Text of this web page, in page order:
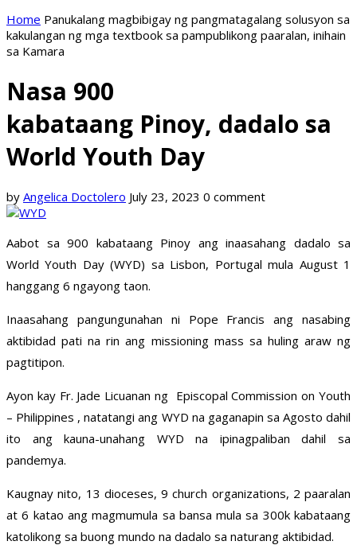
Home Panukalang magbibigay ng pangmatagalang solusyon sa
kakulangan ng mga textbook sa pampublikong paaralan, inihain
sa Kamara
Nasa 900
kabataang Pinoy, dadalo sa
World Youth Day
by Angelica Doctolero July 23, 2023 0 comment
Aabot sa 900 kabataang Pinoy ang inaasahang dadalo sa
World Youth Day (WYD) sa Lisbon, Portugal mula August 1
hanggang 6 ngayong taon.
Inaasahang pangungunahan ni Pope Francis ang nasabing
aktibidad pati na rin ang missioning mass sa huling araw ng
pagtitipon.
Ayon kay Fr. Jade Licuanan ng Episcopal Commission on Youth
– Philippines , natatangi ang WYD na gaganapin sa Agosto dahil
ito ang kauna-unahang WYD na ipinagpaliban dahil sa
pandemya.
Kaugnay nito, 13 dioceses, 9 church organizations, 2 paaralan
at 6 katao ang magmumula sa bansa mula sa 300k kabataang
katolikong sa buong mundo na dadalo sa naturang aktibidad.